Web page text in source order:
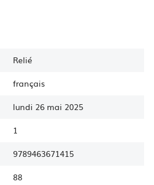
Relié
français
lundi 26 mai 2025
1
9789463671415
88